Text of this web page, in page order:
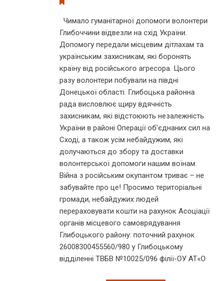
Чимало гуманітарної допомоги волонтери
Глибоччини відвезли на схід України.
Допомогу передали місцевим дітлахам та
українським захисникам, які боронять
країну від російського агресора. Цього
разу волонтери побували на півдні
Донецької області. Глибоцька районна
рада висловлює щиру вдячність
захисникам, які відстоюють незалежність
України в районі Операції об’єднаних сил на
Сході, а також усім небайдужим, які
долучаються до збору та доставки
волонтерської допомоги нашим воїнам.
Війна з російським окупантом триває – не
забувайте про це! Просимо територіальні
громади, небайдужих людей
перераховувати кошти на рахунок Асоціації
органів місцевого самоврядування
Глибоцького району: поточний рахунок
26008300455560/980 у Глибоцькому
відділенні ТВБВ №10025/096 філії-ОУ АТ«О